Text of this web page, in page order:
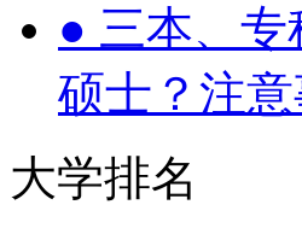
● 三本、
硕士？注
大学排名